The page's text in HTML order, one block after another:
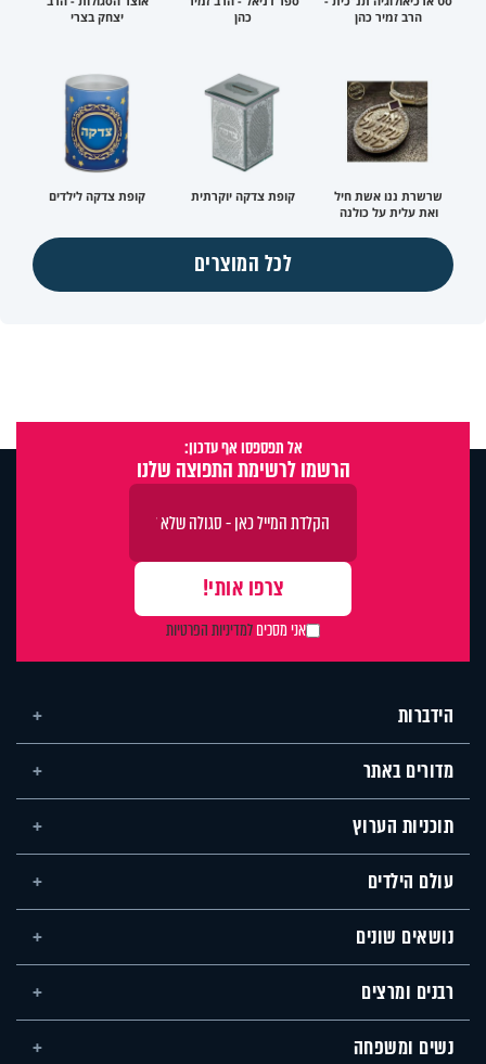
הרב זמיר כהן
כהן
יצחק בצרי
שרשרת ננו אשת חיל
ואת עלית על כולנה
קופת צדקה יוקרתית קופת צדקה לילדים
לכל המוצרים
אל תפספסו אף עדכון:
הרשמו לרשימת התפוצה שלנו
אני מסכיםלמדיניות הפרטיות
הידברות
מדורים באתר
תוכניות הערוץ
עולם הילדים
נושאים שונים
רבנים ומרצים
נשים ומשפחה